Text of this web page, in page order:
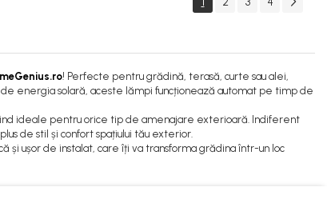
! Perfecte pentru grădină, terasă, curte sau alei,
energia solară, aceste lămpi funcționează automat pe timp de
ideale pentru orice tip de amenajare exterioară. Indiferent
de stil și confort spațiului tău exterior.
și ușor de instalat, care îți va transforma grădina într-un loc